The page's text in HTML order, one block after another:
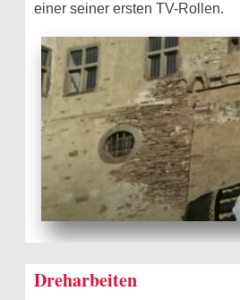
einer seiner ersten TV-Rollen.
Dreharbeiten